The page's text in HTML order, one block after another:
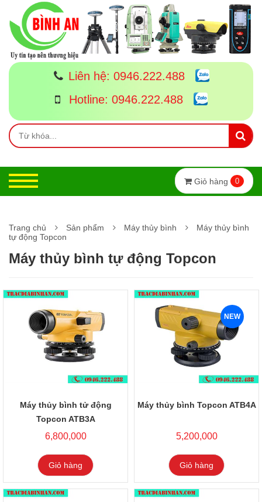
Liên hệ: 0946.222.488
Hotline: 0946.222.488
Giỏ hàng 0
Trang chủ Sản phẩm Máy thủy bình
Máy thủy bình
tự động Topcon
Máy thủy bình tự động Topcon
Máy thủy bình tử động
Topcon ATB3A
6,800,000
Giỏ hàng
NEW
Máy thủy bình Topcon ATB4A
5,200,000
Giỏ hàng